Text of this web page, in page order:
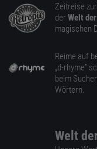
Zeitreise
der Welt
magischen
Reime auf
„d-rhyme”
beim
Wörtern.
Welt